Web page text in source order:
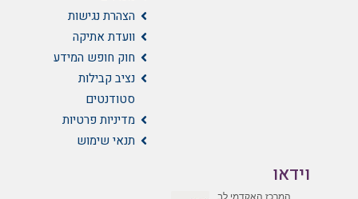
הצהרת נגישות
וועדת אתיקה
חוק חופש המידע
נציב קבילות
סטודנטים
מדיניות פרטיות
תנאי שימוש
וידאו